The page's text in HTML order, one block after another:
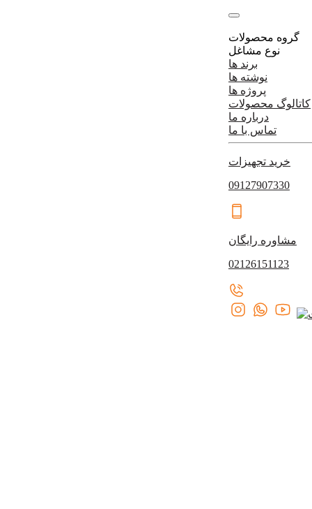
گروه محصولات
نوع مشاغل
برند ها
نوشته ها
پروژه ها
کاتالوگ محصولات
درباره ما
تماس با ما
خرید تجهیزات
09127907330
مشاوره رایگان
02126151123